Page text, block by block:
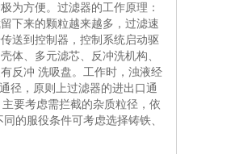
为方便。过滤器的工作原理：
下来的颗粒越来越多，过滤速
送到控制器，控制系统启动驱
体、多元滤芯、反冲洗机构、
反冲 洗吸盘。工作时，浊液经
径，原则上过滤器的进出口通
要考虑需拦截的杂质粒径，依
的服役条件可考虑选择铸铁、